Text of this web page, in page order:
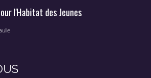
l'Habitat des Jeunes